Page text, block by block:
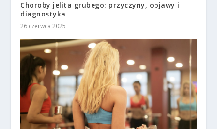
Choroby jelita grubego: przyczyny, objawy i
diagnostyka
26 czerwca 2025